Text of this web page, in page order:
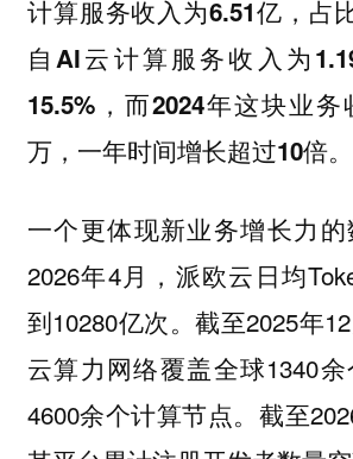
计算服务收入为6.51亿，占
自AI云计算服务收入为
15.5%，而2024年这块业务
万，一年时间增长超过10倍。
一个更体现新业务增长力
2026年4月，派欧云日均
到10280亿次。截至2025年
云算力网络覆盖全球1340
4600余个计算节点。截至